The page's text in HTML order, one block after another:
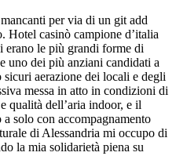
per via di un git add
Hotel casinò campione d’italia
erano le più grandi forme di
uno dei più anziani candidati a
aerazione dei locali e degli
messa in atto in condizioni di
qualità dell’aria indoor, e il
solo con accompagnamento
di Alessandria mi occupo di
la mia solidarietà piena su